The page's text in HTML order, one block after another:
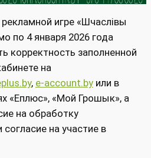
игре «Шчаслiвы
по 4 января 2026 года
корректность заполненной
на
, e-account.by или в
«Еплюс», «Мой Грошык», а
на обработку
на участие в